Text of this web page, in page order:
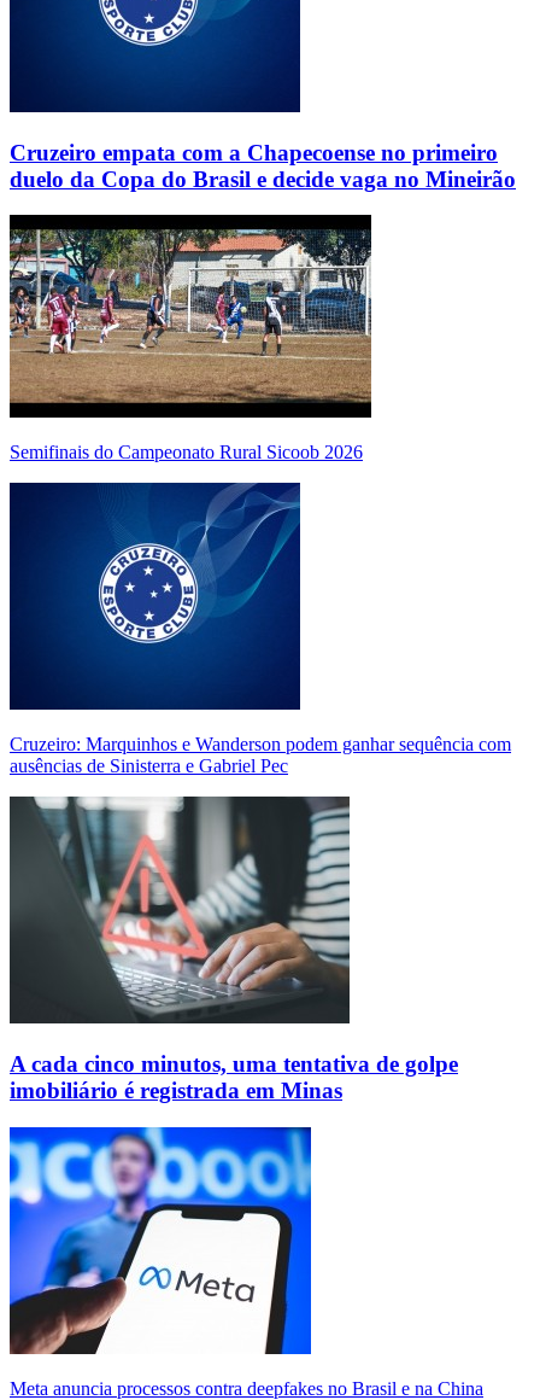
Cruzeiro empata com a Chapecoense no primeiro
duelo da Copa do Brasil e decide vaga no Mineirão
Semifinais do Campeonato Rural Sicoob 2026
Cruzeiro: Marquinhos e Wanderson podem ganhar sequência com
ausências de Sinisterra e Gabriel Pec
A cada cinco minutos, uma tentativa de golpe
imobiliário é registrada em Minas
Meta anuncia processos contra deepfakes no Brasil e na China